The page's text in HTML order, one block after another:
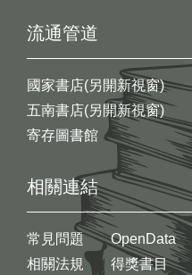
流通管道
國家書店(另開新視窗)
五南書店(另開新視窗)
寄存圖書館
相關連結
常見問題
相關法規
OpenData
得獎書目